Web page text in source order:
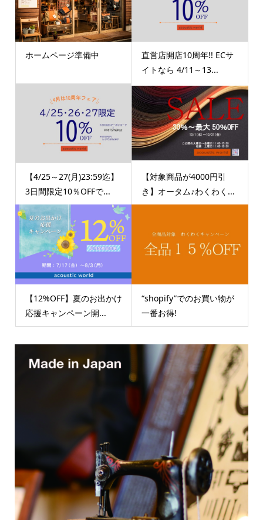
ホームページ準備中
直営店開店10周年!! ECサ
イトなら 4/11～13...
【4/25～27(月)23:59迄】
3日間限定10％OFFで...
【対象商品が4000円引
き】オータム♪わくわく...
【12%OFF】夏のお出かけ
応援キャンペーン開...
“shopify”でのお買い物が
一番お得!